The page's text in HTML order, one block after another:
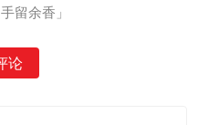
留余香」
论